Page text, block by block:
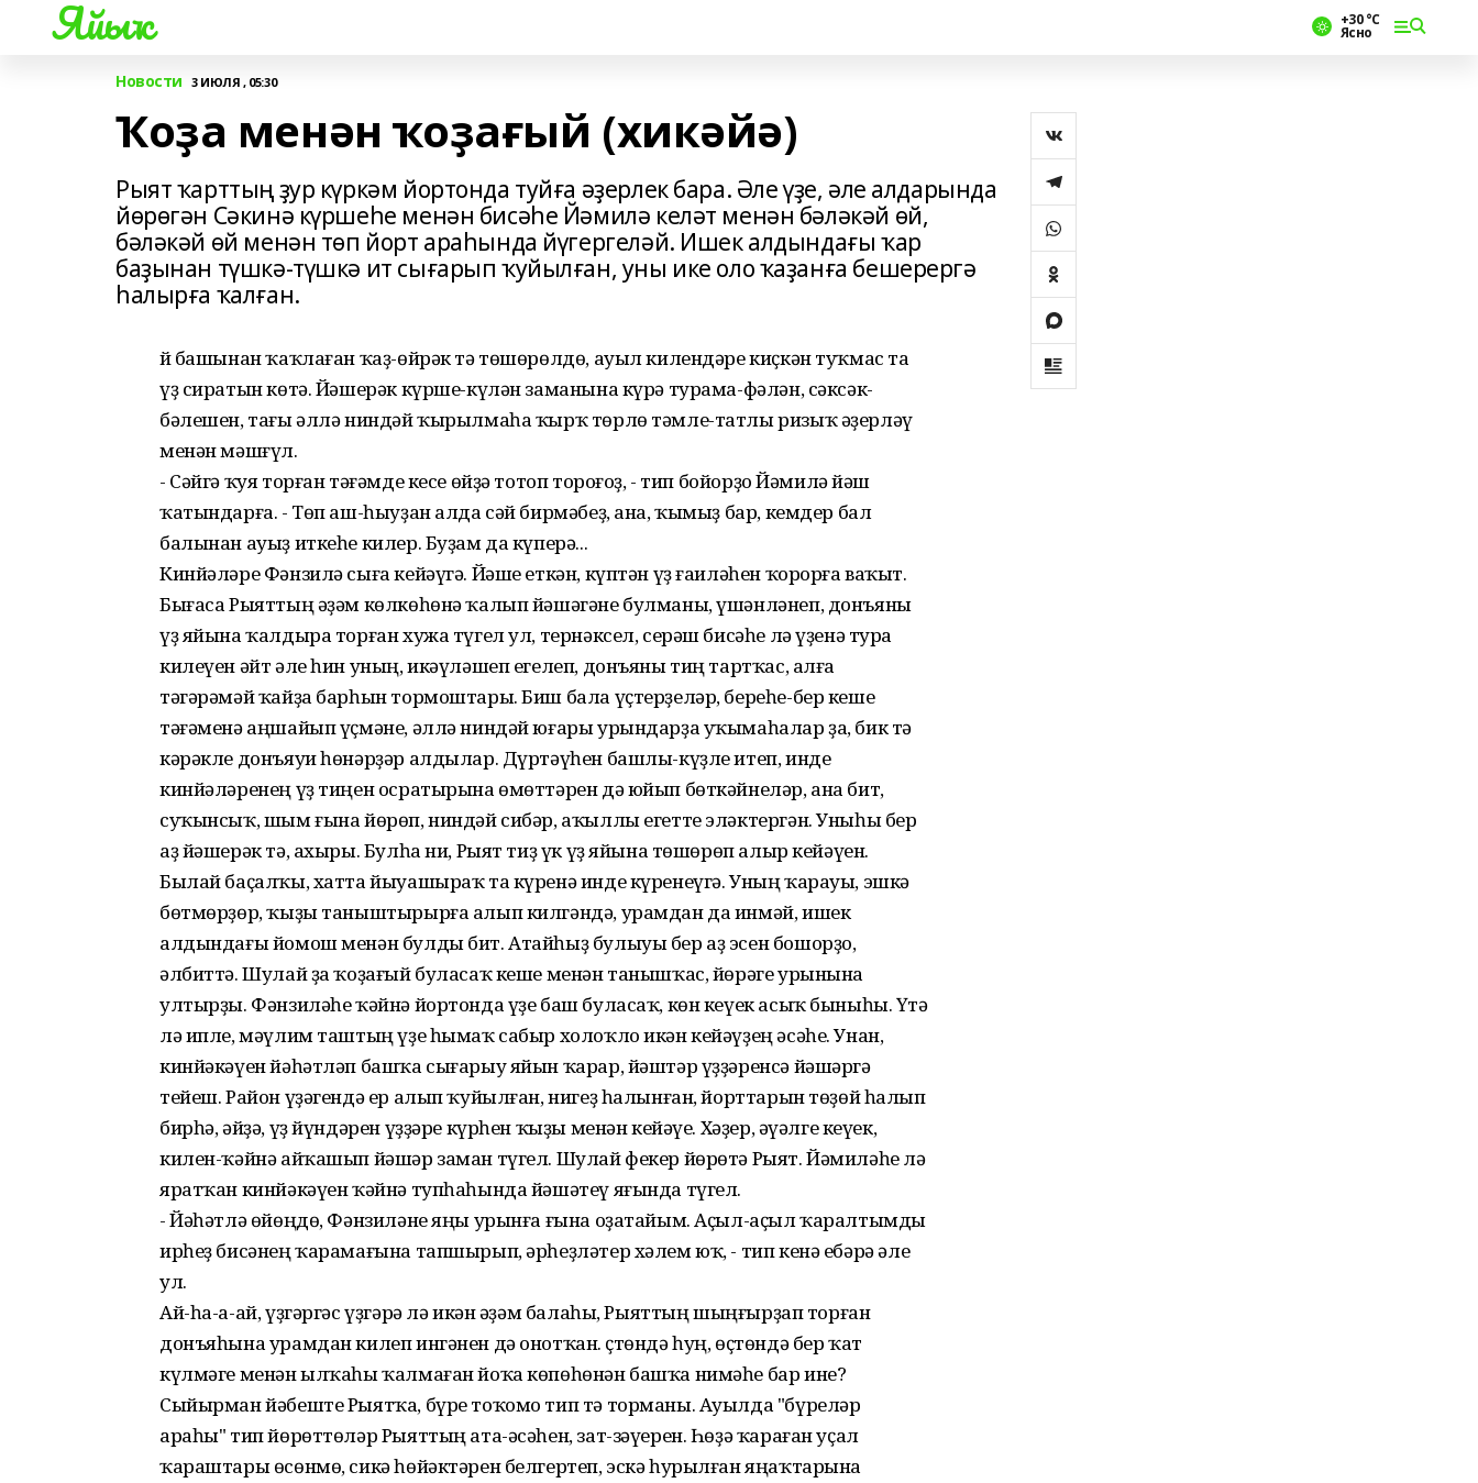
Яйыҡ +30 °С
Ясно
Новости 3 ИЮЛЯ , 05:30
Ҡоҙа менән ҡоҙағый (хикәйә)
Рыят ҡарттың ҙур күркәм йортонда туйға әҙерлек бара. Әле үҙе, әле алдарында
йөрөгән Сәкинә күршеһе менән бисәһе Йәмилә келәт менән бәләкәй өй,
бәләкәй өй менән төп йорт араһында йүгергеләй. Ишек алдындағы ҡар
баҙынан түшкә-түшкә ит сығарып ҡуйылған, уны ике оло ҡаҙанға бешерергә
һалырға ҡалған.
Өй башынан ҡаҡлаған ҡаҙ-өйрәк тә төшөрөлдө, ауыл килендәре киҫкән туҡмас та
үҙ сиратын көтә. Йәшерәк күрше-күлән заманына күрә турама-фәлән, сәксәк-
бәлешен, тағы әллә ниндәй ҡырылмаһа ҡырҡ төрлө тәмле-татлы ризыҡ әҙерләү
менән мәшғүл.
- Сәйгә ҡуя торған тәғәмде кесе өйҙә тотоп тороғоҙ, - тип бойорҙо Йәмилә йәш
ҡатындарға. - Төп аш-һыуҙан алда сәй бирмәбеҙ, ана, ҡымыҙ бар, кемдер бал
балынан ауыҙ иткеһе килер. Буҙам да күперә...
Кинйәләре Фәнзилә сыға кейәүгә. Йәше еткән, күптән үҙ ғаиләһен ҡорорға ваҡыт.
Бығаса Рыяттың әҙәм көлкөһөнә ҡалып йәшәгәне булманы, үшәнләнеп, донъяны
үҙ яйына ҡалдыра торған хужа түгел ул, тернәксел, серәш бисәһе лә үҙенә тура
килеүен әйт әле һин уның, икәүләшеп егелеп, донъяны тиң тартҡас, алға
тәгәрәмәй ҡайҙа барһын тормоштары. Биш бала үҫтерҙеләр, береһе-бер кеше
тәғәменә аңшайып үҫмәне, әллә ниндәй юғары урындарҙа уҡымаһалар ҙа, бик тә
кәрәкле донъяуи һөнәрҙәр алдылар. Дүртәүһен башлы-күҙле итеп, инде
кинйәләренең үҙ тиңен осратырына өмөттәрен дә юйып бөткәйнеләр, ана бит,
суҡынсыҡ, шым ғына йөрөп, ниндәй сибәр, аҡыллы егетте эләктергән. Уныһы бер
аҙ йәшерәк тә, ахыры. Булһа ни, Рыят тиҙ үк үҙ яйына төшөрөп алыр кейәүен.
Былай баҫалҡы, хатта йыуашыраҡ та күренә инде күренеүгә. Уның ҡарауы, эшкә
бөтмөрҙөр, ҡыҙы таныштырырға алып килгәндә, урамдан да инмәй, ишек
алдындағы йомош менән булды бит. Атайһыҙ булыуы бер аҙ эсен бошорҙо,
әлбиттә. Шулай ҙа ҡоҙағый буласаҡ кеше менән танышҡас, йөрәге урынына
ултырҙы. Фәнзиләһе ҡәйнә йортонда үҙе баш буласаҡ, көн кеүек асыҡ быныһы. Үтә
лә ипле, мәүлим таштың үҙе һымаҡ сабыр холоҡло икән кейәүҙең әсәһе. Унан,
кинйәкәүен йәһәтләп башҡа сығарыу яйын ҡарар, йәштәр үҙҙәренсә йәшәргә
тейеш. Район үҙәгендә ер алып ҡуйылған, нигеҙ һалынған, йорттарын төҙөй һалып
бирһә, әйҙә, үҙ йүндәрен үҙҙәре күрһен ҡыҙы менән кейәүе. Хәҙер, әүәлге кеүек,
килен-ҡәйнә айҡашып йәшәр заман түгел. Шулай фекер йөрөтә Рыят. Йәмиләһе лә
яратҡан кинйәкәүен ҡәйнә тупһаһында йәшәтеү яғында түгел.
- Йәһәтлә өйөңдө, Фәнзиләне яңы урынға ғына оҙатайым. Аҫыл-аҫыл ҡаралтымды
ирһеҙ бисәнең ҡарамағына тапшырып, әрһеҙләтер хәлем юҡ, - тип кенә ебәрә әле
ул.
Ай-һа-а-ай, үҙгәргәс үҙгәрә лә икән әҙәм балаһы, Рыяттың шыңғырҙап торған
донъяһына урамдан килеп ингәнен дә онотҡан. Өҫтөндә һуң, өҫтөндә бер ҡат
күлмәге менән ылҡаһы ҡалмаған йоҡа көпөһөнән башҡа нимәһе бар ине?
Сыйырман йәбеште Рыятҡа, бүре тоҡомо тип тә торманы. Ауылда "бүреләр
араһы" тип йөрөттөләр Рыяттың ата-әсәһен, зат-зәүерен. Һөҙә ҡараған уҫал
ҡараштары өсөнмө, сикә һөйәктәрен белгертеп, эскә һурылған яңаҡтарына